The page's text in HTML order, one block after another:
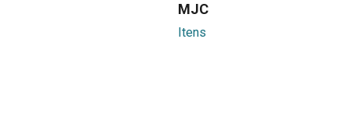
MJC
Itens